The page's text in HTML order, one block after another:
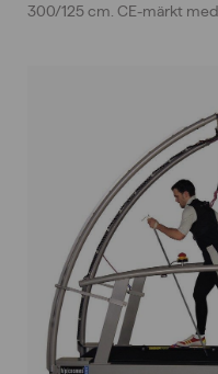
300/125 cm. CE-märkt